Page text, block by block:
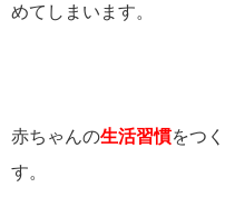
めてしまいます。
赤ちゃんの生活習慣をつ
す。